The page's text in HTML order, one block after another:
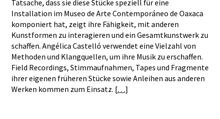
Tatsache, dass sie diese Stücke speziell für eine
Installation im Museo de Arte Contemporáneo de Oaxaca
komponiert hat, zeigt ihre Fähigkeit, mit anderen
Kunstformen zu interagieren und ein Gesamtkunstwerk zu
schaffen. Angélica Castelló verwendet eine Vielzahl von
Methoden und Klangquellen, um ihre Musik zu erschaffen.
Field Recordings, Stimmaufnahmen, Tapes und Fragmente
ihrer eigenen früheren Stücke sowie Anleihen aus anderen
Werken kommen zum Einsatz. […]